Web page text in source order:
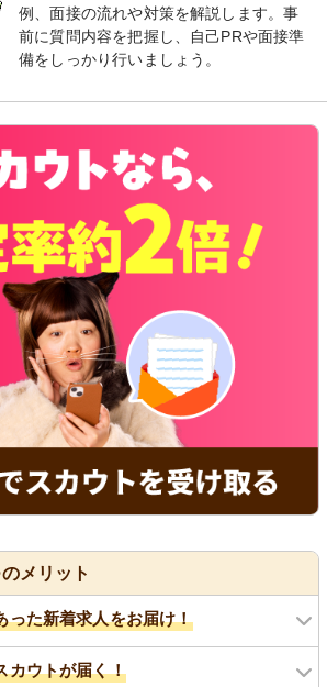
例、面接の流れや対策を解説します。事
前に質問内容を把握し、自己PRや面接準
備をしっかり行いましょう。
メリット
った新着求人をお届け！
カウトが届く！